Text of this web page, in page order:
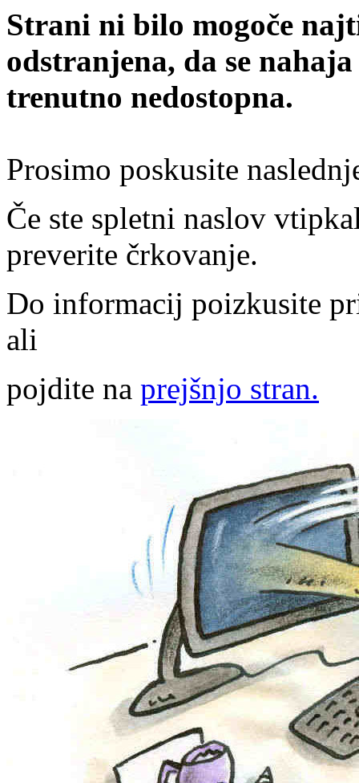
Strani ni bilo mogoče
odstranjena, da se
trenutno nedostopna.
Prosimo poskusite
Če ste spletni naslov
preverite črkovanje.
Do informacij poizkusite
ali
pojdite na prejšnjo stran.